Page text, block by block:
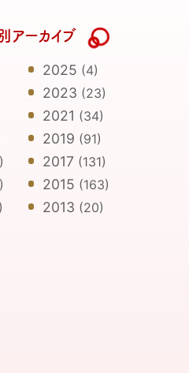
アーカイブ
2025 (4)
2023 (23)
2021 (34)
2019 (91)
2017 (131)
2015 (163)
2013 (20)